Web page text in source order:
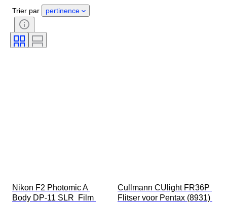
Technique
Langue
Monture de l'objectif
Type de microscope
Trier par pertinence
Nikon F2 Photomic A
Body DP-11 SLR  Film
Cullmann CUlight FR36P
Flitser voor Pentax (8931)